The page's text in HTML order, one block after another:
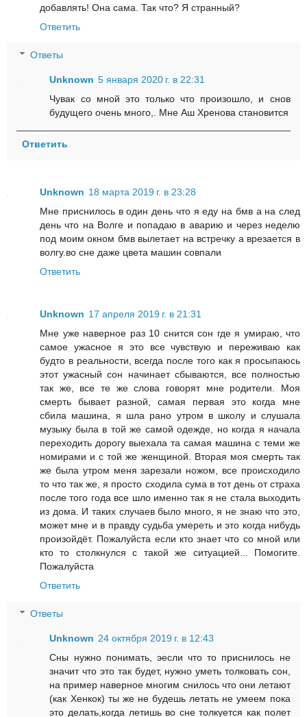
добавлять! Она сама. Так что? Я странный?
Ответить
Ответы
Unknown 5 января 2020 г. в 22:31
Чувак со мной это только что произошло, и снов
будущего очень много,. Мне Аш Хренова становится
Ответить
Unknown 18 марта 2019 г. в 23:28
Мне приснилось в один день что я еду на бмв а на след
день что на Волге и попадаю в аварию и через неделю
под моим окном бмв вылетает на встречку а врезается в
волгу.во сне даже цвета машин совпали
Ответить
Unknown 17 апреля 2019 г. в 21:31
Мне уже наверное раз 10 снится сон где я умираю, что
самое ужасное я это все чувствую и переживаю как
будто в реальности, всегда после того как я просыпаюсь
этот ужасный сон начинает сбываются, все полностью
так же, все те же слова говорят мне родители. Моя
смерть бывает разной, самая первая это когда мне
сбила машина, я шла рано утром в школу и слушала
музыку была в той же самой одежде, но когда я начала
переходить дорогу выехала та самая машина с теми же
номирами и с той же женщиной. Вторая моя смерть так
же была утром меня зарезали ножом, все происходило
то что так же, я просто сходила сума в тот день от страха
после того года все шло именно так я не стала выходить
из дома. И таких случаев было много, я не знаю что это,
может мне и в правду судьба умереть и это когда нибудь
произойдёт. Пожалуйста если кто знает что со мной или
кто то столкнулся с такой же ситуацией... Помогите.
Пожалуйста
Ответить
Ответы
Unknown 24 октября 2019 г. в 12:43
Сны нужно понимать, эесли что то приснилось не
значит что это так будет, нужно уметь толковать сон,
на пример наверное многим снилось что они летают
(как Хенкок) ты же не будешь летать не умеем пока
это делать,когда летишь во сне толкуется как полет